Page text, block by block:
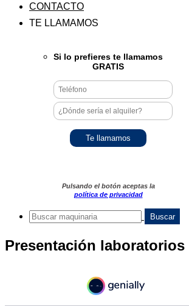
CONTACTO
TE LLAMAMOS
Si lo prefieres te llamamos
GRATIS
Pulsando el botón aceptas la
política de privacidad
Presentación laboratorios